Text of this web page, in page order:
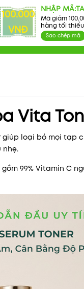
100.000
VNĐ
NHẬP
Mã giảm
hàng tối thiểu
Sao chép mã
Điều kiện:
Vita
giúp loại bỏ mọi
nhẹ.
99% Vitamin C